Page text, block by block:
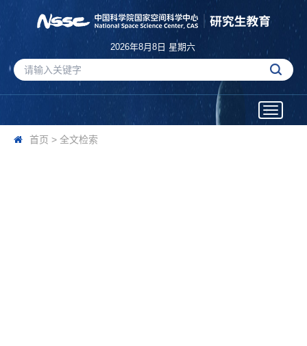
2026年8月8日 星期六
Toggle
首页 > 全文检索